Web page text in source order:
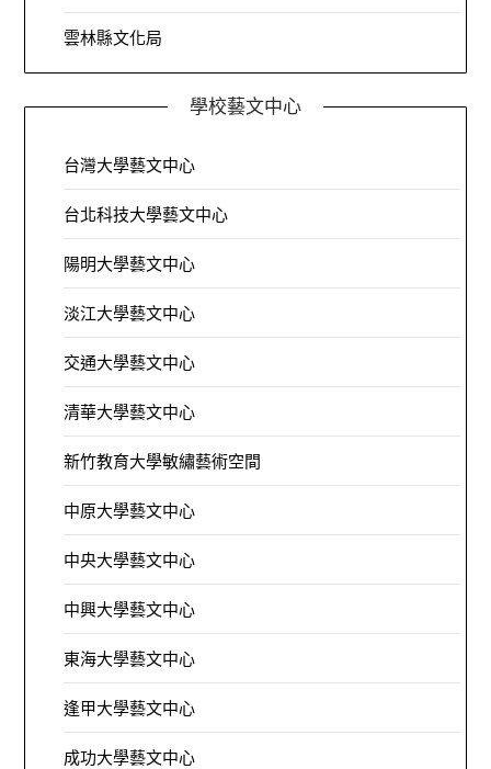
雲林縣文化局
學校藝文中心
台灣大學藝文中心
台北科技大學藝文中心
陽明大學藝文中心
淡江大學藝文中心
交通大學藝文中心
清華大學藝文中心
新竹教育大學敏繡藝術空間
中原大學藝文中心
中央大學藝文中心
中興大學藝文中心
東海大學藝文中心
逢甲大學藝文中心
成功大學藝文中心